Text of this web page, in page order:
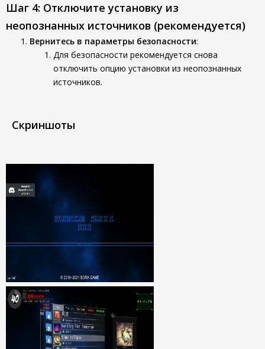
Шаг 4: Отключите установку из
неопознанных источников (рекомендуется)
Вернитесь в параметры безопасности:
Для безопасности рекомендуется снова
отключить опцию установки из неопознанных
источников.
Скриншоты